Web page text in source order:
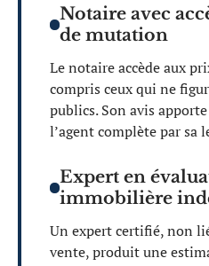
Notaire avec
de mutation
Le notaire accède aux
compris ceux qui ne
publics. Son avis
l’agent complète par sa
Expert en
immobilière
Un expert certifié, non
vente, produit une